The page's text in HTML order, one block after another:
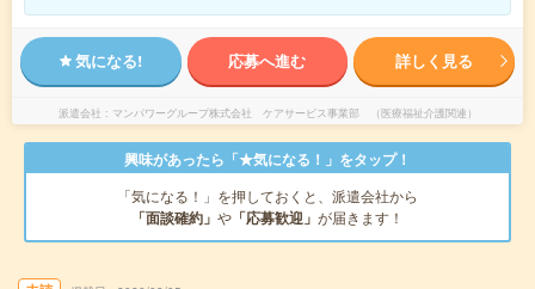
気になる! 応募へ進む 詳しく見る
派遣会社 マンパワーグループ株式会社 ケアサービス事業部 （医療福祉介護関連）
興味があったら「★気になる！」をタップ！
「気になる！」を押しておくと、派遣会社から
「面談確約」 や 「応募歓迎」 が届きます！